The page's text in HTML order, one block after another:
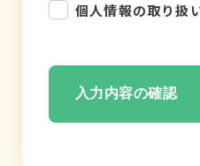
TEL：052-884-
・各種お問い合わせ
個人情報の取り扱
入力内容の確認